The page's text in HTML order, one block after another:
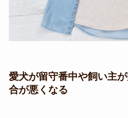
愛犬が留守番中や飼い主
合が悪くなる